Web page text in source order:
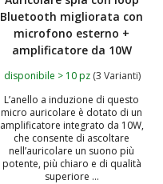
Bluetooth migliorata con
microfono esterno +
amplificatore da 10W
disponibile > 10 pz (3 Varianti)
L’anello a induzione di questo
micro auricolare è dotato di un
amplificatore integrato da 10W,
che consente di ascoltare
nell’auricolare un suono più
potente, più chiaro e di qualità
superiore ...